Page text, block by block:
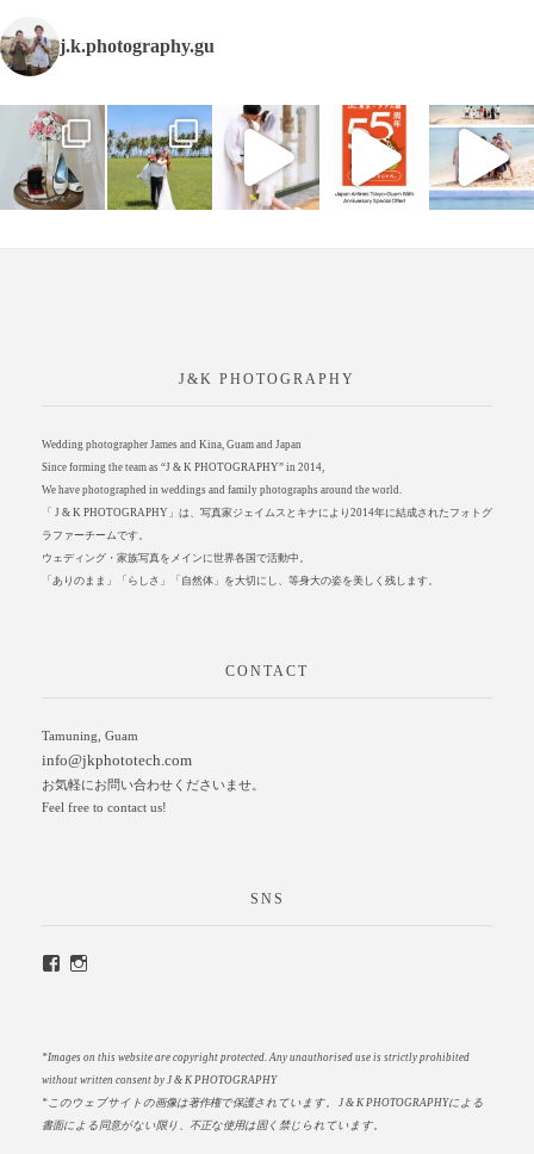
j.k.photography.gu
J&K PHOTOGRAPHY
Wedding photographer James and Kina, Guam and Japan
Since forming the team as “J & K PHOTOGRAPHY” in 2014,
We have photographed in weddings and family photographs around the world.
「 J & K PHOTOGRAPHY」は、写真家ジェイムスとキナにより2014年に結成されたフォトグ
ラファーチームです。
ウェディング・家族写真をメインに世界各国で活動中。
「ありのまま」「らしさ」「自然体」を大切にし、等身大の姿を美しく残します。
CONTACT
Tamuning, Guam
info@jkphototech.com
お気軽にお問い合わせくださいませ。
Feel free to contact us!
SNS
*Images on this website are copyright protected. Any unauthorised use is strictly prohibited
without written consent by J & K PHOTOGRAPHY
*このウェブサイトの画像は著作権で保護されています。
J & K PHOTOGRAPHYによる
書面による同意がない限り、不正な使用は固く禁じられています。